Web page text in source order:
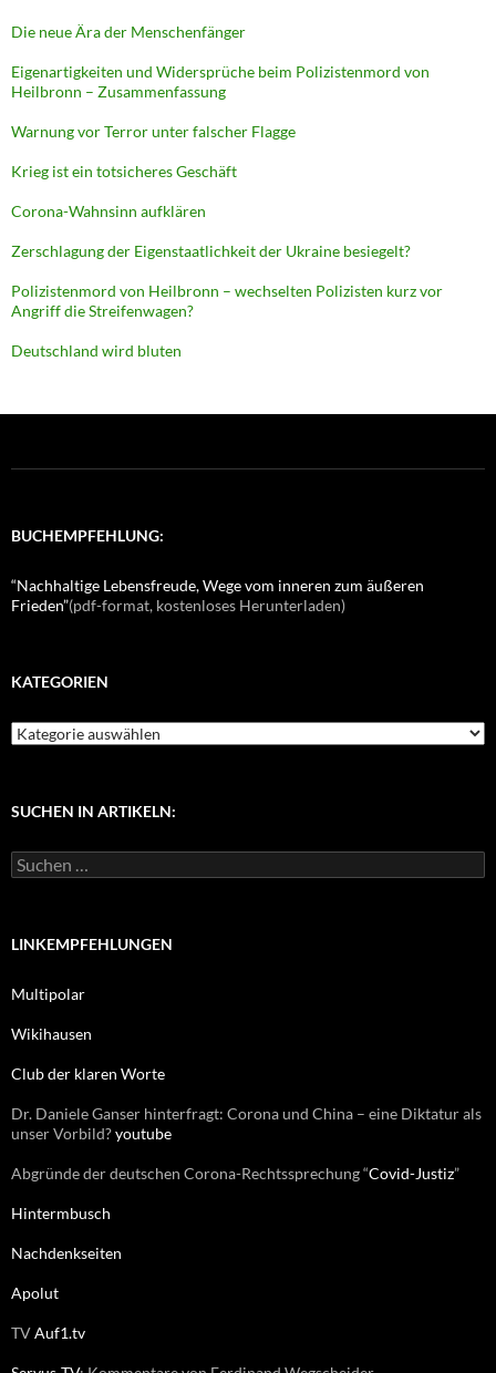
Die neue Ära der Menschenfänger
Eigenartigkeiten und Widersprüche beim Polizistenmord von
Heilbronn – Zusammenfassung
Warnung vor Terror unter falscher Flagge
Krieg ist ein totsicheres Geschäft
Corona-Wahnsinn aufklären
Zerschlagung der Eigenstaatlichkeit der Ukraine besiegelt?
Polizistenmord von Heilbronn – wechselten Polizisten kurz vor
Angriff die Streifenwagen?
Deutschland wird bluten
BUCHEMPFEHLUNG:
“Nachhaltige Lebensfreude, Wege vom inneren zum äußeren
Frieden”(pdf-format, kostenloses Herunterladen)
KATEGORIEN
K
g
r
SUCHEN IN ARTIKELN:
S
u
e
a
h
LINKEMPFEHLUNGEN
Multipolar
Wikihausen
Club der klaren Worte
Dr. Daniele Ganser hinterfragt: Corona und China – eine Diktatur als
unser Vorbild?youtube
Abgründe der deutschen Corona-Rechtssprechung “Covid-Justiz”
Hintermbusch
Nachdenkseiten
Apolut
TVAuf1.tv